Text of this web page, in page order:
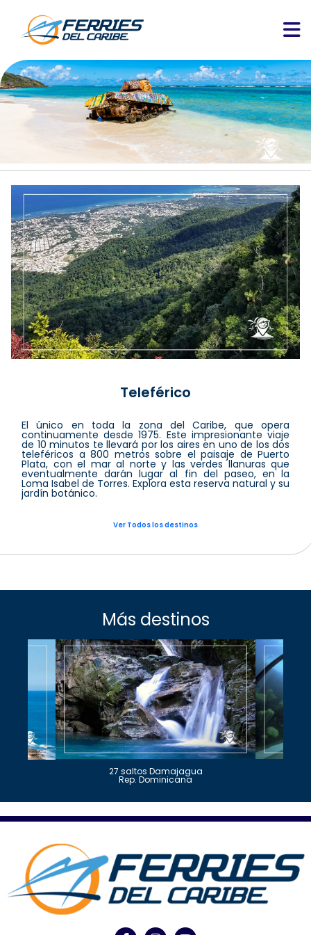
Teleférico
El único en toda la zona del Caribe, que opera
continuamente desde 1975. Este impresionante viaje
de 10 minutos te llevará por los aires en uno de los dos
teleféricos a 800 metros sobre el paisaje de Puerto
Plata, con el mar al norte y las verdes llanuras que
eventualmente darán lugar al fin del paseo, en la
Loma Isabel de Torres. Explora esta reserva natural y su
jardín botánico.
Ver Todos los destinos
Más destinos
27 saltos Damajagua
Rep. Dominicana